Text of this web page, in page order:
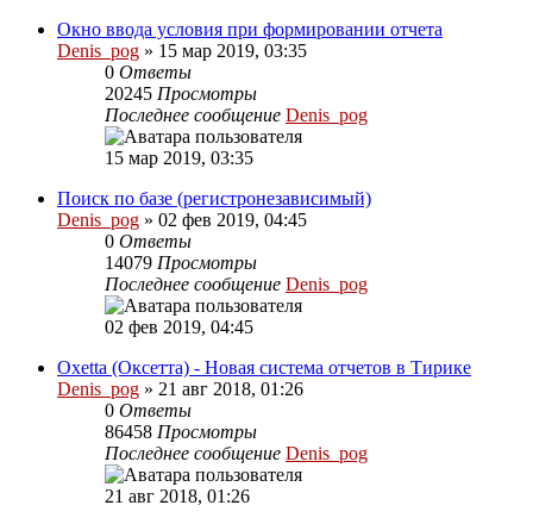
Окно ввода условия при формировании отчета
Denis_pog » 15 мар 2019, 03:35
0 Ответы
20245 Просмотры
Последнее сообщение Denis_pog
15 мар 2019, 03:35
Поиск по базе (регистронезависимый)
Denis_pog » 02 фев 2019, 04:45
0 Ответы
14079 Просмотры
Последнее сообщение Denis_pog
02 фев 2019, 04:45
Oxetta (Оксетта) - Новая система отчетов в Тирике
Denis_pog » 21 авг 2018, 01:26
0 Ответы
86458 Просмотры
Последнее сообщение Denis_pog
21 авг 2018, 01:26